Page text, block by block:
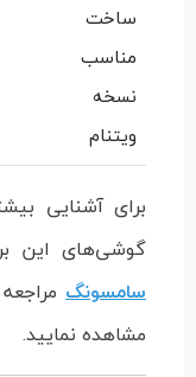
ساخت
مناسب
نسخه
ویتنام
برای آشنایی
گوشی‌های این
سامسونگ
مشاهده نمایید.